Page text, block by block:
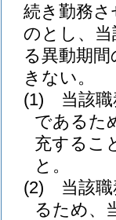
続き勤務
のとし、
る異動期
きない。
(1)
当該
であるた
充するこ
と。
(2)
当該
るため、